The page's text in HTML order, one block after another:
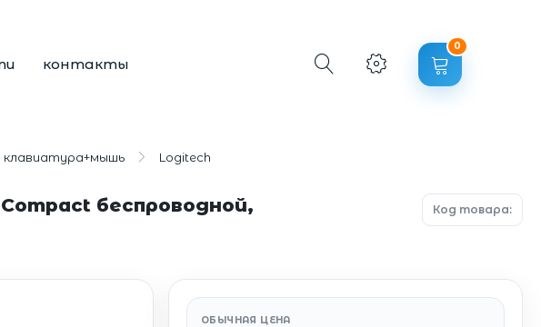
контакты
0
Logitech
беспроводной,
Код товара:
ОБЫЧНАЯ ЦЕНА